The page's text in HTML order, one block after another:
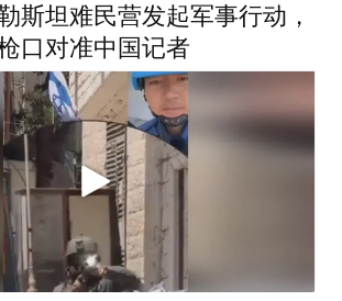
斯坦难民营发起军事行动，
口对准中国记者